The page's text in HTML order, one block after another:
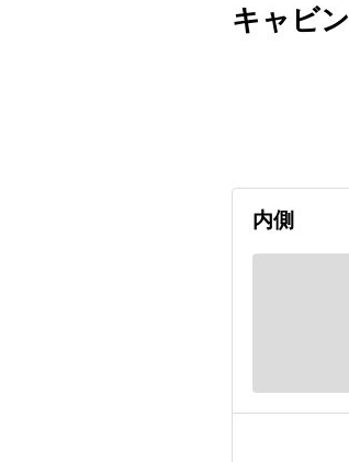
キャビン
内側